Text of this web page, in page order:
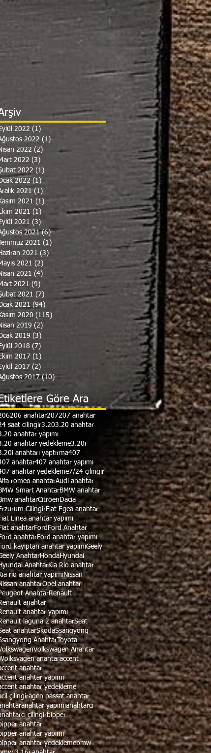
2022 (1)
2022 (1)
2022 (2) 2 yazı
2022 (3)
2022 (1)
2022 (1) 1 yazı
2021 (1)
2021 (1) 1 yazı
2021 (1)
2021 (3)
2021 (6)6 yazı
2021 (1)
2021 (3)
2021 (2)
2021 (4)
2021 (9) 9 yazı
2021 (7) 7 yazı
2021 (94)
2020 (115)
2019 (2)
2019 (3)
2018 (7)
2017 (1)
2017 (2)
2017 (10)10 yazı
Göre Ara
206 anahtar207207 anahtar
saat cilingir3.203.20 anahtar
anahtar yapımı
anahtar yedekleme3.20i
anahtarı yaptırma407
anahtar407 anahtar yapımı
anahtar yedekleme7/24 çilingir
romeo anahtarAudi anahtar
Smart AnahtarBMW anahtar
anahtarCitröen Dacia
CilingirFiat Egea anahtar
Linea anahtar yapımı
anahtarFordFord Anahtar
anahtarFord anahtar yapımı
kayıptan anahtar yapımıGeely
AnahtarHondaHyundai
AnahtarKia Rio anahtar
rio anahtar yapımıNissan
anahtarOpel anahtar
AnahtarRenault
anahtar
anahtar yapımı
laguna 2 anahtarSeat
anahtarSkodaSsangyong
AnahtarToyota
Volkswagen Anahtar
anahtaraccent
anahtar
anahtar yapımı
anahtar yedekleme
çilingiragen passat anahtar
anahtar yapımıanahtarcı
çilingirbipper
anahtar
anahtar yapımı
anahtar yedeklemebmw